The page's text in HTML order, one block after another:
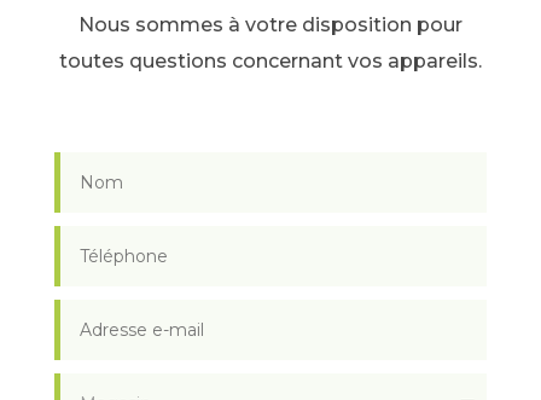
Nous sommes à votre disposition pour
toutes questions concernant vos appareils.